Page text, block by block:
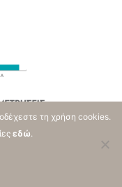
τη χρήση cookies.
εδώ.